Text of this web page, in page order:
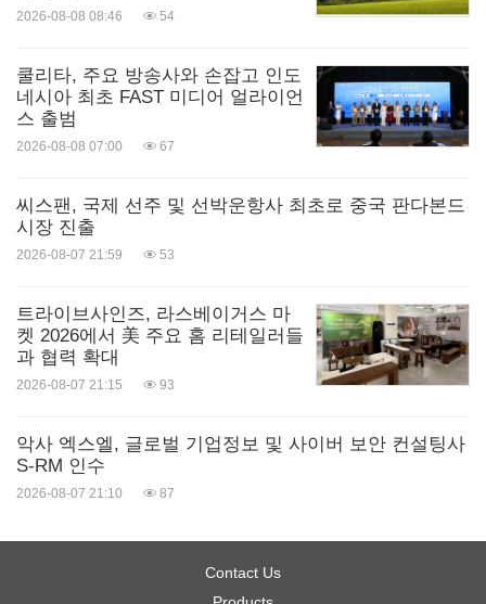
2026-08-08 08:46 54
쿨리타, 주요 방송사와 손잡고 인도
네시아 최초 FAST 미디어 얼라이언
스 출범
2026-08-08 07:00 67
씨스팬, 국제 선주 및 선박운항사 최초로 중국 판다본드
시장 진출
2026-08-07 21:59 53
트라이브사인즈, 라스베이거스 마
켓 2026에서 美 주요 홈 리테일러들
과 협력 확대
2026-08-07 21:15 93
악사 엑스엘, 글로벌 기업정보 및 사이버 보안 컨설팅사
S-RM 인수
2026-08-07 21:10 87
Contact Us